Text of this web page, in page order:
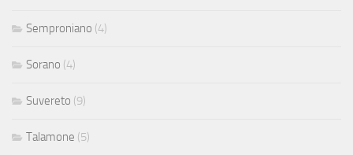
Semproniano (4)
Sorano (4)
Suvereto (9)
Talamone (5)